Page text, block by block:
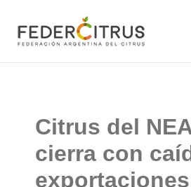
contenido
Citrus del
cierra con